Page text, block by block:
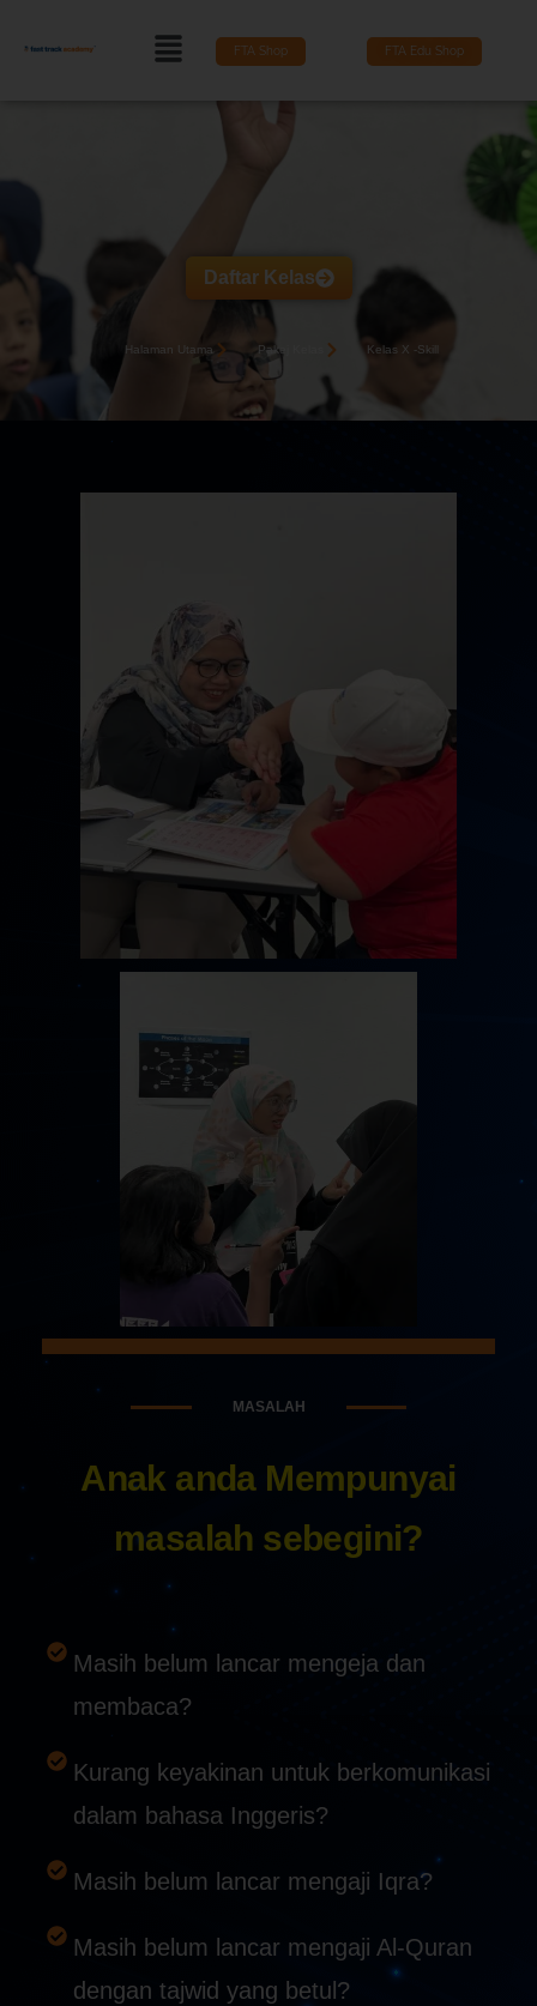
FTA Shop FTA Edu Shop
Daftar Kelas
Halaman Utama Pakej Kelas Kelas X -Skill
MASALAH
Anak anda Mempunyai
masalah sebegini?
Masih belum lancar mengeja dan
membaca?
Kurang keyakinan untuk berkomunikasi
dalam bahasa Inggeris?
Masih belum lancar mengaji Iqra?
Masih belum lancar mengaji Al-Quran
dengan tajwid yang betul?